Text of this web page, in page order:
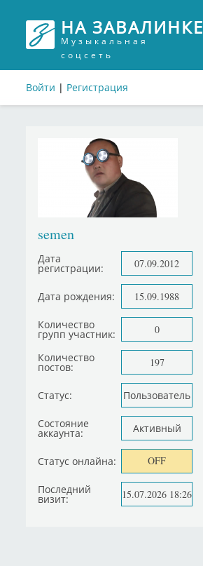
НА ЗАВАЛИНКЕ
Музыкальная
соцсеть
Войти | Регистрация
semen
Дата
регистрации: 07.09.2012
Дата рождения: 15.09.1988
Количество
групп участник: 0
Количество
постов: 197
Статус: Пользователь
Состояние
аккаунта: Активный
Статус онлайна: OFF
Последний
визит: 15.07.2026 18:26